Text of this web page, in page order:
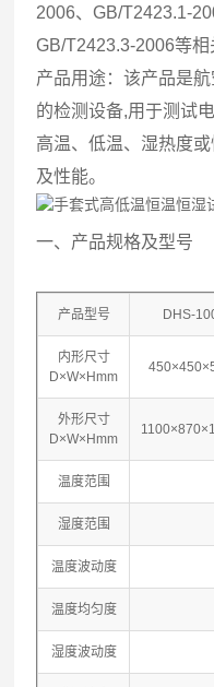
2006、GB/T2423.1-
GB/T2423.3-2006等
产品用途：该产品是
的检测设备,用于测试
高温、低温、湿热度
及性能。
一、产品规格及型号
产品型号 DHS-
内形尺寸
D×W×Hmm
外形尺寸
D×W×Hmm
温度范围
湿度范围
温度波动度
温度均匀度
湿度波动度